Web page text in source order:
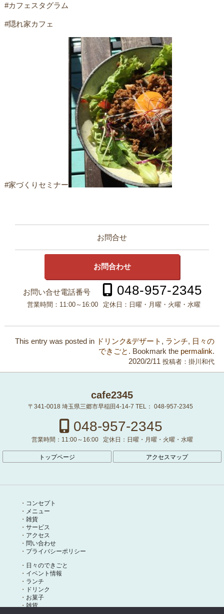
#カフェスタグラム
#隠れ家カフェ
#家づくりセミナー
お問合せ
お問合わせ
お問い合せ電話番号 048-957-2345
営業時間： 11:00～16:00 定休日： 日曜・月曜・火曜・水曜
This entry was posted in ドリンク&デザート , ランチ, 日々の
できごと . Bookmark the permalink.
2020/2/11 投稿者：掛川和代
cafe2345
〒341-0018 埼玉県三郷市早稲田4-14-7 TEL： 048-957-2345
048-957-2345
営業時間： 11:00～16:00 定休日： 日曜・月曜・火曜・水曜
トップページ アクセスマップ
コンセプト
メニュー
雑貨
サービス
アクセス
問い合わせ
プライバシーポリシー
日々のできごと
イベント情報
ランチ
ドリンク
お菓子
雑貨